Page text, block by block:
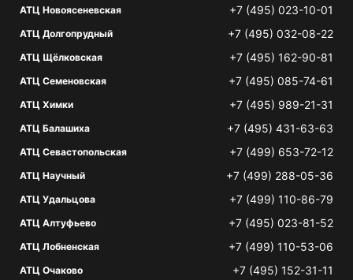
АТЦ Новоясеневская +7 (495) 023-10-01
АТЦ Долгопрудный +7 (495) 032-08-22
АТЦ Щёлковская +7 (495) 162-90-81
АТЦ Семеновская +7 (495) 085-74-61
АТЦ Химки +7 (495) 989-21-31
АТЦ Балашиха +7 (495) 431-63-63
АТЦ Севастопольская +7 (499) 653-72-12
АТЦ Научный +7 (499) 288-05-36
АТЦ Удальцова +7 (499) 110-86-79
АТЦ Алтуфьево +7 (495) 023-81-52
АТЦ Лобненская +7 (499) 110-53-06
АТЦ Очаково +7 (495) 152-31-11